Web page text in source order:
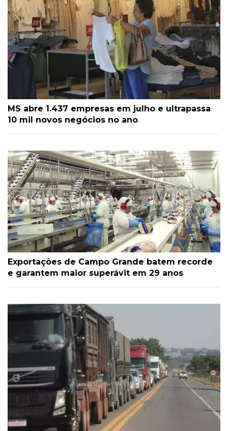
MS abre 1.437 empresas em julho e ultrapassa
10 mil novos negócios no ano
Exportações de Campo Grande batem recorde
e garantem maior superávit em 29 anos